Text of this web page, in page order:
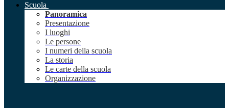
Scuola
Panoramica
Presentazione
I luoghi
Le persone
I numeri della scuola
La storia
Le carte della scuola
Organizzazione